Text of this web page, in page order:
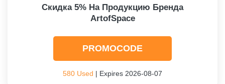
Скидка 5% На Продукцию Бренда
ArtofSpace
PROMOCODE
580 Used | Expires 2026-08-07